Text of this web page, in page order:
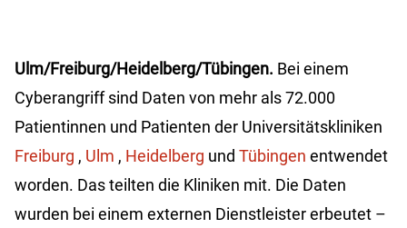
Ulm/Freiburg/Heidelberg/Tübingen. Bei einem
Cyberangriff sind Daten von mehr als 72.000
Patientinnen und Patienten der Universitätskliniken
Freiburg , Ulm , Heidelberg und Tübingen entwendet
worden. Das teilten die Kliniken mit. Die Daten
wurden bei einem externen Dienstleister erbeutet –